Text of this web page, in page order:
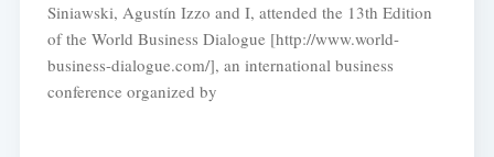
Siniawski, Agustín Izzo and I, attended the 13th Edition
of the World Business Dialogue [http://www.world-
business-dialogue.com/], an international business
conference organized by